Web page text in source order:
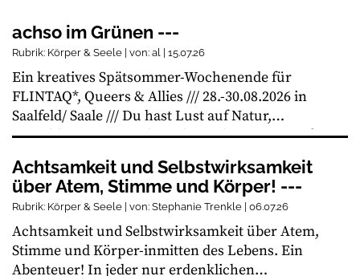
achso im Grünen ---
Rubrik: Körper & Seele | von: al | 15.07.26
Ein kreatives Spätsommer-Wochenende für
FLINTAQ*, Queers & Allies /// 28.-30.08.2026 in
Saalfeld/ Saale /// Du hast Lust auf Natur,
Entschleunigung und möchtest dir was Gutes für
Bubble erweitern, neue Kontakte knüpfen oder
bereits bestehende stärken und bist offen für
kreativen Austausch? Dann herzlich willkommen!
/// Wir vom achso Kollektiv laden wieder ein, mit
uns den Sommer zu verabschieden: Dich
erwarten drei Tage in Wald- und Flussnähe mit
Achtsamkeit und Selbstwirksamkeit
über Atem, Stimme und Körper! ---
Rubrik: Körper & Seele | von: Stephanie Trenkle | 06.07.26
Achtsamkeit und Selbstwirksamkeit über Atem,
Stimme und Körper-inmitten des Lebens. Ein
Abenteuer! In jeder nur erdenklichen